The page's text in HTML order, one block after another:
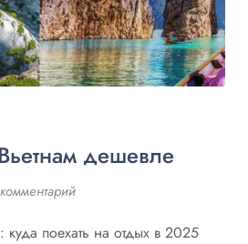
дешевле
поехать на отдых в 2025